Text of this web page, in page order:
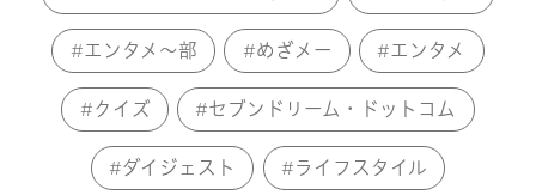
エンタメ～部 めざメー エンタメ
クイズ セブンドリーム・ドットコム
ダイジェスト ライフスタイル